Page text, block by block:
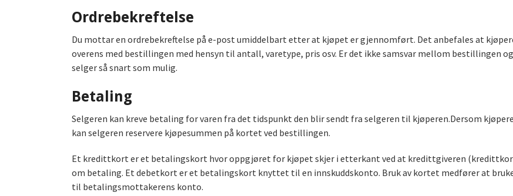
Ordrebekreftelse
Du mottar en ordrebekreftelse på e-post umiddelbart etter at kjøpet er gjennomført. Det anbefales at
overens med bestillingen med hensyn til antall, varetype, pris osv. Er det ikke samsvar mellom bestillingen
selger så snart som mulig.
Betaling
Selgeren kan kreve betaling for varen fra det tidspunkt den blir sendt fra selgeren til kjøperen.Dersom
kan selgeren reservere kjøpesummen på kortet ved bestillingen.
Et kredittkort er et betalingskort hvor oppgjøret for kjøpet skjer i etterkant ved at kredittgiveren
om betaling. Et debetkort er et betalingskort knyttet til en innskuddskonto. Bruk av kortet medfører at
til betalingsmottakerens konto.